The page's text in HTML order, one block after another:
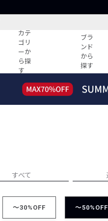
カテ
ゴリ
ーか
ら探
す
ブラ
ンド
から
探す
すべての記事
人気記事ラン
ウィークリー
すべて
～30%OFF ～50%OFF